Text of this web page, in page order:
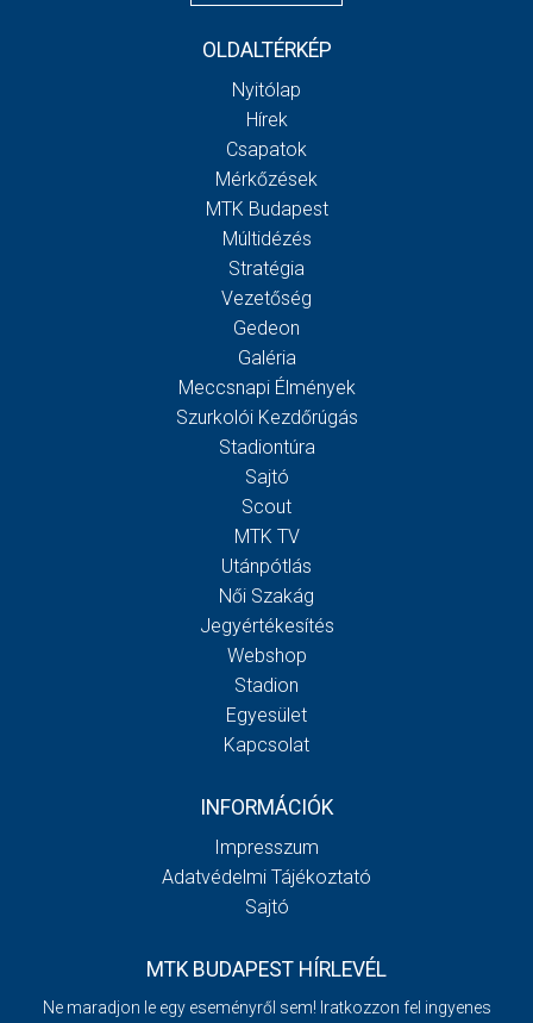
OLDALTÉRKÉP
Nyitólap
Hírek
Csapatok
Mérkőzések
MTK Budapest
Múltidézés
Stratégia
Vezetőség
Gedeon
Galéria
Meccsnapi Élmények
Szurkolói Kezdőrúgás
Stadiontúra
Sajtó
Scout
MTK TV
Utánpótlás
Női Szakág
Jegyértékesítés
Webshop
Stadion
Egyesület
Kapcsolat
INFORMÁCIÓK
Impresszum
Adatvédelmi Tájékoztató
Sajtó
MTK BUDAPEST HÍRLEVÉL
Ne maradjon le egy eseményről sem! Iratkozzon fel ingyenes